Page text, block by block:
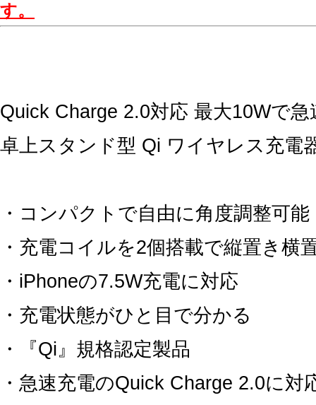
す。
Quick Charge 2.0対応 最大10Wで急
卓上スタンド型 Qi ワイヤレス充電
・コンパクトで自由に角度調整可能
・充電コイルを2個搭載で縦置き横
・iPhoneの7.5W充電に対応
・充電状態がひと目で分かる
・『Qi』規格認定製品
・急速充電のQuick Charge 2.0に対